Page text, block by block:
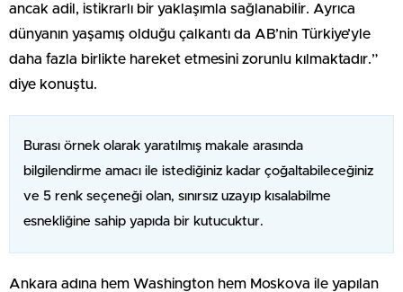
ancak adil, istikrarlı bir yaklaşımla sağlanabilir. Ayrıca
dünyanın yaşamış olduğu çalkantı da AB’nin Türkiye’yle
daha fazla birlikte hareket etmesini zorunlu kılmaktadır.”
diye konuştu.
Burası örnek olarak yaratılmış makale arasında
bilgilendirme amacı ile istediğiniz kadar çoğaltabileceğiniz
ve 5 renk seçeneği olan, sınırsız uzayıp kısalabilme
esnekliğine sahip yapıda bir kutucuktur.
Ankara adına hem Washington hem Moskova ile yapılan